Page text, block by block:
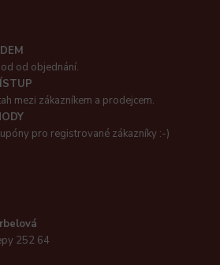
od objednání.
mezi zákazníkem a prodejcem.
pro registrované zákazníky :-)
252 64